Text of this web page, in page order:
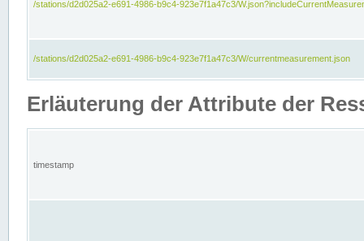
/stations/d2d025a2-e691-4986-b9c4-923e7f1a47c3/
/stations/d2d025a2-e691-4986-b9c4-923e7f1a47c3/W/currentmeasurement.json
Erläuterung der Attribute der
timestamp